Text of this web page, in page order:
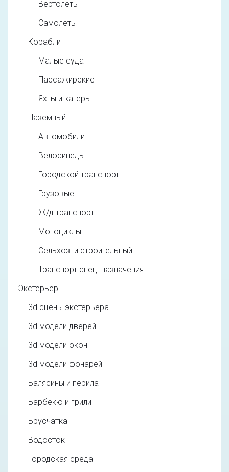
Вертолеты
Самолеты
Корабли
Малые суда
Пассажирские
Яхты и катеры
Наземный
Автомобили
Велосипеды
Городской транспорт
Грузовые
Ж/д транспорт
Мотоциклы
Сельхоз. и строительный
Транспорт спец. назначения
Экстерьер
3d cцены экстерьера
3d модели дверей
3d модели окон
3d модели фонарей
Балясины и перила
Барбекю и грили
Брусчатка
Водосток
Городская среда